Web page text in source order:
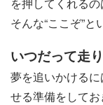
そんな“ここぞ”
いつだって走
夢を追いかける
せる準備をして